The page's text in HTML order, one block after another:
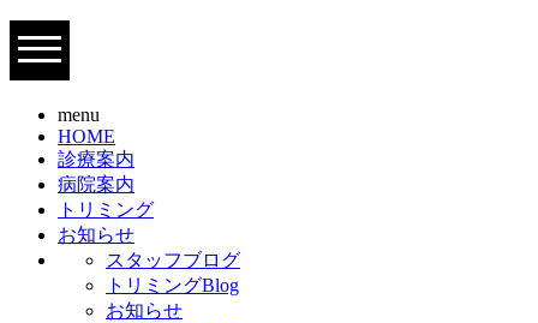
menu
HOME
診療案内
病院案内
トリミング
お知らせ
スタッフブログ
トリミングBlog
お知らせ